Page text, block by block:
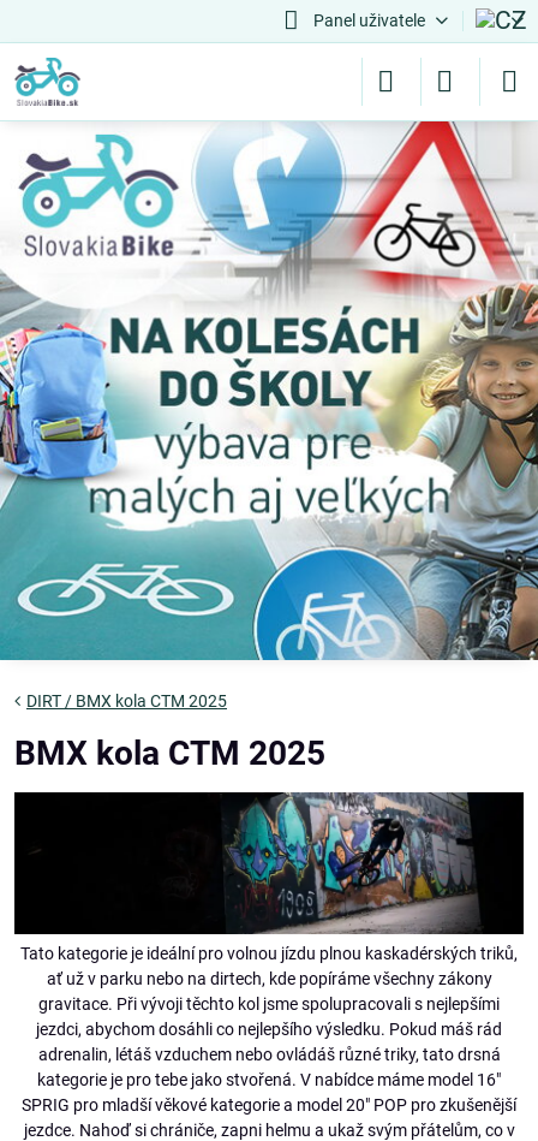
Panel uživatele
DIRT / BMX kola CTM 2025
BMX kola CTM 2025
Tato kategorie je ideální pro volnou jízdu plnou kaskadérských triků,
ať už v parku nebo na dirtech, kde popíráme všechny zákony
gravitace. Při vývoji těchto kol jsme spolupracovali s nejlepšími
jezdci, abychom dosáhli co nejlepšího výsledku. Pokud máš rád
adrenalin, létáš vzduchem nebo ovládáš různé triky, tato drsná
kategorie je pro tebe jako stvořená. V nabídce máme model 16"
SPRIG pro mladší věkové kategorie a model 20" POP pro zkušenější
jezdce. Nahoď si chrániče, zapni helmu a ukaž svým přátelům, co v